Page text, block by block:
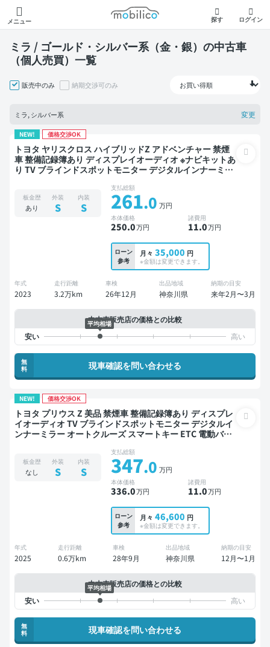
メニュー
モビリコ
探す ログイン
ミラ / ゴールド・シルバー系（金・銀）の中古車
（個人売買）一覧
販売中のみ 納期交渉可のみ
ミラ, シルバー系 変更
NEW! 価格交渉OK
トヨタ ヤリスクロス ハイブリッドZ アドベンチャー 禁煙
車 整備記録簿あり ディスプレイオーディオ ※ナビキットあ
り TV ブラインドスポットモニター デジタルインナーミラ
位カメラ ドライブレコーダー 衝突軽減
板金歴
あり
外装
S
内装
S
支払総額
261.0 万円
本体価格
250.0万円
諸費用
11.0万円
ローン
参考
月々 35,000 円
※金額は変更できます。
年式
2023
走行距離
3.2万km
車検
26年12月
出品地域
神奈川県
納期の目安
来年2月〜3月
中古車販売店の価格との比較
平均相場
無
料
現車確認を問い合わせる
NEW! 価格交渉OK
トヨタ プリウス Z 美品 禁煙車 整備記録簿あり ディスプレ
イオーディオ TV ブラインドスポットモニター デジタルイ
ンナーミラー オートクルーズ スマートキー ETC 電動バッ
板金歴
なし
外装
S
内装
S
支払総額
347.0 万円
本体価格
336.0万円
諸費用
11.0万円
ローン
参考
月々 46,600 円
※金額は変更できます。
年式
2025
走行距離
0.6万km
車検
28年9月
出品地域
神奈川県
納期の目安
12月〜1月
中古車販売店の価格との比較
平均相場
無
料
現車確認を問い合わせる